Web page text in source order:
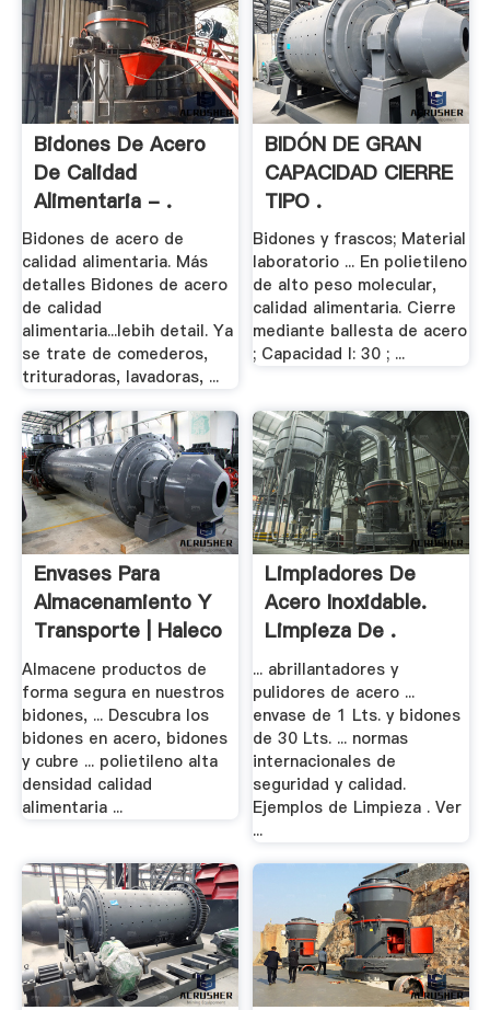
Bidones De Acero
De Calidad
Alimentaria - .
Bidones de acero de
calidad alimentaria. Más
detalles Bidones de acero
de calidad
alimentaria...lebih detail. Ya
se trate de comederos,
trituradoras, lavadoras, ...
BIDÓN DE GRAN
CAPACIDAD CIERRE
TIPO .
Bidones y frascos; Material
laboratorio ... En polietileno
de alto peso molecular,
calidad alimentaria. Cierre
mediante ballesta de acero
; Capacidad l: 30 ; ...
Envases Para
Almacenamiento Y
Transporte | Haleco
Almacene productos de
forma segura en nuestros
bidones, ... Descubra los
bidones en acero, bidones
y cubre ... polietileno alta
densidad calidad
alimentaria ...
Limpiadores De
Acero Inoxidable.
Limpieza De .
... abrillantadores y
pulidores de acero ...
envase de 1 Lts. y bidones
de 30 Lts. ... normas
internacionales de
seguridad y calidad.
Ejemplos de Limpieza . Ver
...